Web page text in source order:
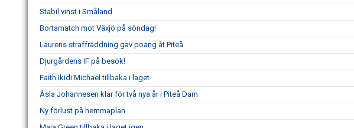
Stabil vinst i Småland
Bortamatch mot Växjö på söndag!
Laurens straffräddning gav poäng åt Piteå
Djurgårdens IF på besök!
Faith Ikidi Michael tillbaka i laget
Ásla Johannesen klar för två nya år i Piteå Dam
Ny förlust på hemmaplan